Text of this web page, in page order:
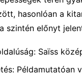
hasonlóan a
szintén előnyt
Saïss
Példamutatóan